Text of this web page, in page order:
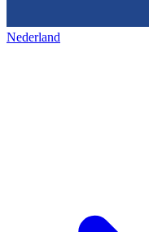
Nederland